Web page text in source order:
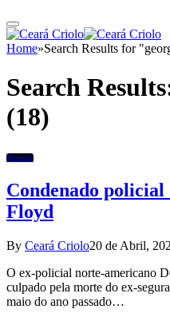
Home»Search Results for
Search
(18)
Mundo
Condenado policial
Floyd
By Ceará Criolo20 de Abril,
O ex-policial norte-americano
culpado pela morte do ex-
maio do ano passado…